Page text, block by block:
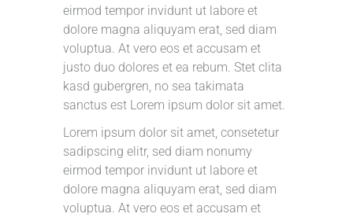
eirmod tempor invidunt ut labore et
dolore magna aliquyam erat, sed diam
voluptua. At vero eos et accusam et
justo duo dolores et ea rebum. Stet clita
kasd gubergren, no sea takimata
sanctus est Lorem ipsum dolor sit amet.
Lorem ipsum dolor sit amet, consetetur
sadipscing elitr, sed diam nonumy
eirmod tempor invidunt ut labore et
dolore magna aliquyam erat, sed diam
voluptua. At vero eos et accusam et